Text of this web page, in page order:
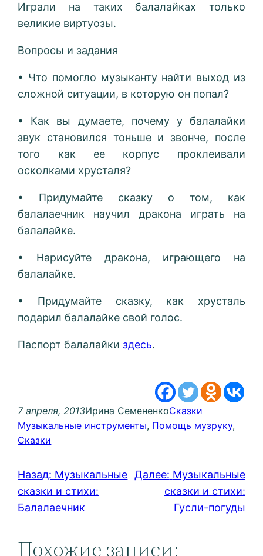
Играли на таких балалайках только
великие виртуозы.
Вопросы и задания
• Что помогло музыканту найти выход из
сложной ситуации, в которую он попал?
• Как вы думаете, почему у балалайки
звук становился тоньше и звонче, после
того как ее корпус проклеивали
осколками хрусталя?
• Придумайте сказку о том, как
балалаечник научил дракона играть на
балалайке.
• Нарисуйте дракона, играющего на
балалайке.
• Придумайте сказку, как хрусталь
подарил балалайке свой голос.
Паспорт балалайки здесь.
7 апреля, 2013Ирина СемененкоСказки
Музыкальные инструменты, Помощь музруку
Сказки
Назад: Музыкальные
сказки и стихи:
Балалаечник
Далее: Музыкальные
сказки и стихи:
Гусли-погуды
Похожие записи: